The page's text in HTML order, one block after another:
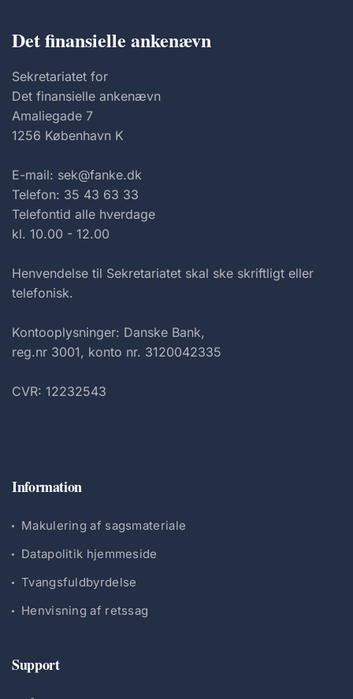
Det finansielle ankenævn
Sekretariatet for
Det finansielle ankenævn
Amaliegade 7
1256 København K
E-mail: sek@fanke.dk
Telefon: 35 43 63 33
Telefontid alle hverdage
kl. 10.00 - 12.00
Henvendelse til Sekretariatet skal ske skriftligt eller
telefonisk.
Kontooplysninger: Danske Bank,
reg.nr 3001, konto nr. 3120042335
CVR: 12232543
Information
Makulering af sagsmateriale
Datapolitik hjemmeside
Tvangsfuldbyrdelse
Henvisning af retssag
Support